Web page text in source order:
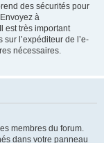
des sécurités pour
à
est très important
l’expéditeur de l’e-
nécessaires.
membres du forum.
dans votre panneau